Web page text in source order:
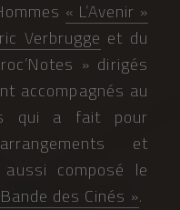
« L’Avenir »
Verbrugge et du
» dirigés
accompagnés au
qui a fait pour
et
composé le
des Cinés ».